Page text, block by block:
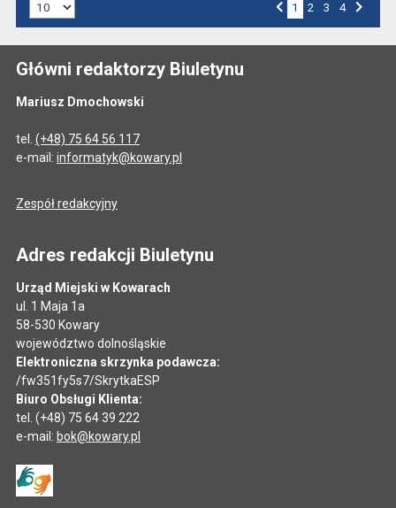
1 2 3 4
Główni redaktorzy Biuletynu
Mariusz Dmochowski
tel. (+48) 75 64 56 117
e-mail: informatyk@kowary.pl
Zespół redakcyjny
Adres redakcji Biuletynu
Urząd Miejski w Kowarach
ul. 1 Maja 1a
58-530 Kowary
województwo dolnośląskie
Elektroniczna skrzynka podawcza:
/fw351fy5s7/SkrytkaESP
Biuro Obsługi Klienta:
tel. (+48) 75 64 39 222
e-mail: bok@kowary.pl